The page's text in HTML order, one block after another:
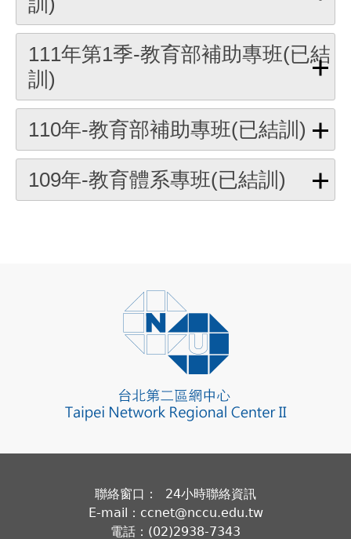
111年第1季-教育部補助專班(已結
訓)
110年-教育部補助專班(已結訓)
109年-教育體系專班(已結訓)
聯絡窗口： 24小時聯絡資訊
E-mail：ccnet@nccu.edu.tw
電話：(02)2938-7343